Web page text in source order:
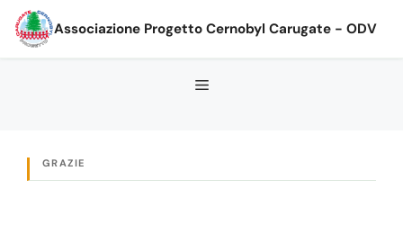
Associazione Progetto Cernobyl Carugate - ODV
GRAZIE